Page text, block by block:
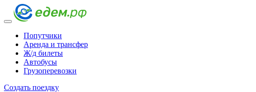
Попутчики
Аренда и трансфер
Ж/д билеты
Автобусы
Грузоперевозки
Создать поездку